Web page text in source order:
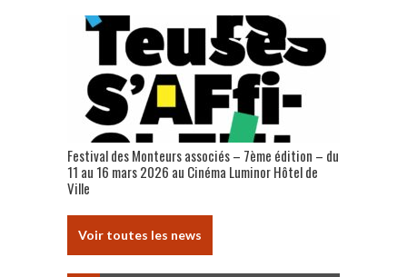
Festival des Monteurs associés – 7ème édition – du
11 au 16 mars 2026 au Cinéma Luminor Hôtel de
Ville
Voir toutes les news